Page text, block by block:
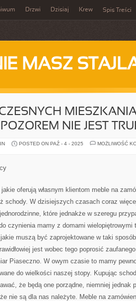
Drzwi Dzisiaj Krew Spis Treści
MASZ
NIE JEST
POSTED ON PAŹ - 4 - 2025
MOŻLIWOŚĆ
jakie oferują własnym klientom meble na
schody. W dzisiejszych czasach coraz
które jednakże w szeregu
czynienia mamy z domami
muszą być zaprojektowane w taki
jest wobec tego poprosić
Piaseczno. W owym czasie to mamy
do wielkości naszej stopy. Kupując
że będą one porządne, niemniej jednak
nie są dla nas należyte. Meble na